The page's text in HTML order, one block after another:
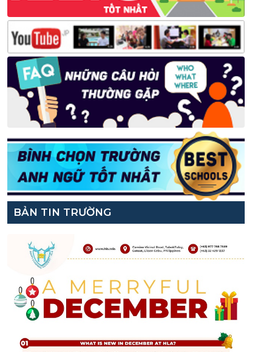
BẢN TIN TRƯỜNG